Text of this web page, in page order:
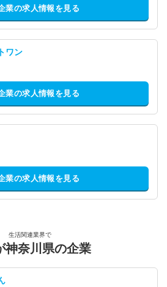
業の求人情報を見る
ワン
業の求人情報を見る
業の求人情報を見る
生活関連業界で
神奈川県の企業